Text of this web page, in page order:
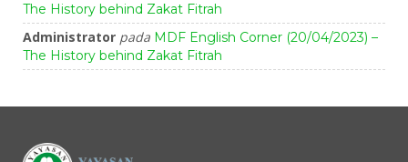
The History behind Zakat Fitrah
Administrator pada MDF English Corner (20/04/2023) –
The History behind Zakat Fitrah